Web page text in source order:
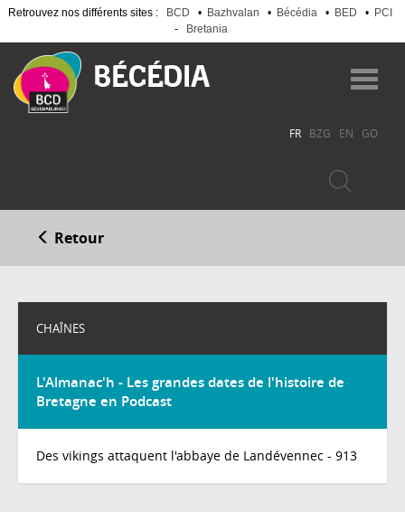
Retrouvez nos différents sites : BCD • Bazhvalan • Bécédia • BED •
PCI
-
Bretania
au
contenu
principal
FR BZG EN GO
Retour
CHAÎNES
L'Almanac'h - Les grandes dates de l'histoire de
Bretagne en Podcast
Des vikings attaquent l'abbaye de Landévennec - 913